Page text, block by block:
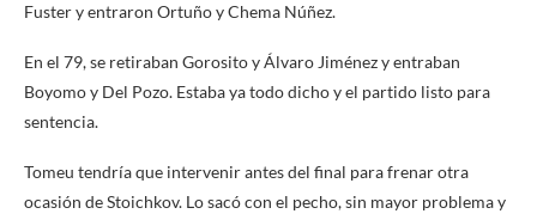
Fuster y entraron Ortuño y Chema Núñez.
En el 79, se retiraban Gorosito y Álvaro Jiménez y entraban
Boyomo y Del Pozo. Estaba ya todo dicho y el partido listo para
sentencia.
Tomeu tendría que intervenir antes del final para frenar otra
ocasión de Stoichkov. Lo sacó con el pecho, sin mayor problema y